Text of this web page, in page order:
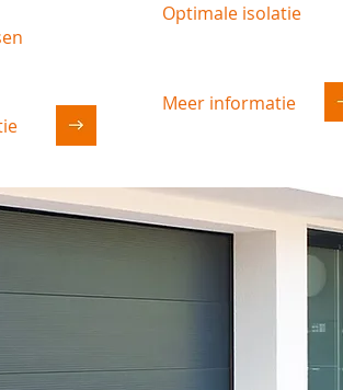
Optimale isolatie
Meer informatie